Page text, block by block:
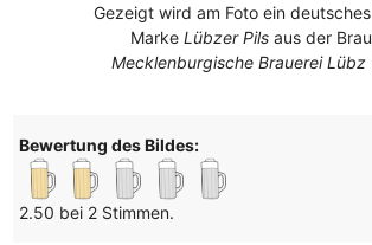
Gezeigt wird am Foto ein
Marke Lübzer Pilsaus der
Mecklenburgische Brauerei Lübz
Bewertung des Bildes:
2.50 bei 2 Stimmen.